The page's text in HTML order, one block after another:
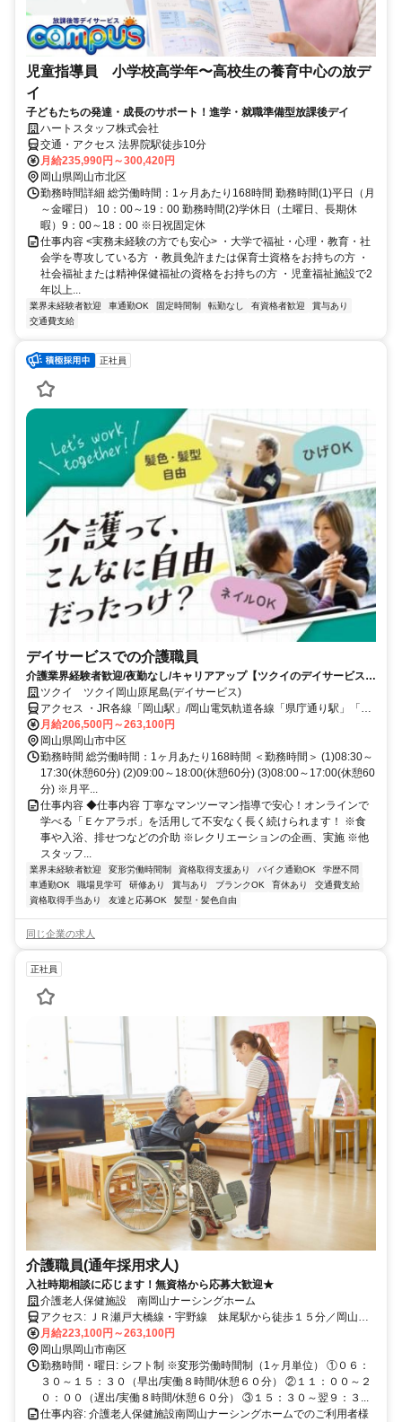
児童指導員 小学校高学年〜高校生の養育中心の放デ
イ
子どもたちの発達・成長のサポート！進学・就職準備型放課後デイ
ハートスタッフ株式会社
交通・アクセス 法界院駅徒歩10分
月給235,990円～300,420円
岡山県岡山市北区
勤務時間詳細 総労働時間：1ヶ月あたり168時間 勤務時間(1)平日（月
～金曜日） 10：00～19：00 勤務時間(2)学休日（土曜日、長期休
暇）9：00～18：00 ※日祝固定休
仕事内容 <実務未経験の方でも安心> ・大学で福祉・心理・教育・社
会学を専攻している方 ・教員免許または保育士資格をお持ちの方 ・
社会福祉または精神保健福祉の資格をお持ちの方 ・児童福祉施設で2
年以上...
業界未経験者歓迎 車通勤OK 固定時間制 転勤なし 有資格者歓迎
賞与あり
交通費支給
正社員
デイサービスでの介護職員
介護業界経験者歓迎/夜勤なし/キャリアアップ【ツクイのデイサービス/
介護職員求人】
ツクイ ツクイ岡山原尾島(デイサービス)
アクセス ・JR各線「岡山駅」/岡山電気軌道各線「県庁通り駅」「柳
川駅」から岡電バス/宇野バス乗車、「原東」下車徒歩約5分
月給206,500円～263,100円
岡山県岡山市中区
勤務時間 総労働時間：1ヶ月あたり168時間 ＜勤務時間＞ (1)08:30～
17:30(休憩60分) (2)09:00～18:00(休憩60分) (3)08:00～17:00(休憩60
分) ※月平...
仕事内容 ◆仕事内容 丁寧なマンツーマン指導で安心！オンラインで
学べる「Ｅケアラボ」を活用して不安なく長く続けられます！ ※食
事や入浴、排せつなどの介助 ※レクリエーションの企画、実施 ※他
スタッフ...
業界未経験者歓迎 変形労働時間制 資格取得支援あり バイク通勤OK
学歴不問
車通勤OK
職場見学可 研修あり 賞与あり ブランクOK 育休あり
交通費支給
資格取得手当あり
友達と応募OK 髪型・髪色自由
同じ企業の求人
正社員
介護職員(通年採用求人)
入社時期相談に応じます！無資格から応募大歓迎★
介護老人保健施設 南岡山ナーシングホーム
アクセス: ＪＲ瀬戸大橋線・宇野線 妹尾駅から徒歩１５分／岡山駅
から車で３０分
月給223,100円～263,100円
岡山県岡山市南区
勤務時間・曜日: シフト制 ※変形労働時間制（1ヶ月単位） ①０６：
３０～１５：３０（早出/実働８時間/休憩６０分） ②１１：００～２
０：００（遅出/実働８時間/休憩６０分） ③１５：３０～翌９：３...
仕事内容: 介護老人保健施設南岡山ナーシングホームでのご利用者様